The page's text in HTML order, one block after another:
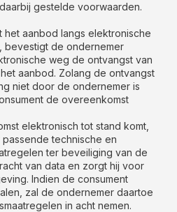
gestelde voorwaarden.
het aanbod langs elektronische
bevestigt de ondernemer
weg de ontvangst van
aanbod. Zolang de ontvangst
niet door de ondernemer is
de overeenkomst
elektronisch tot stand komt,
technische en
ter beveiliging van de
van data en zorgt hij voor
Indien de consument
zal de ondernemer daartoe
in acht nemen.